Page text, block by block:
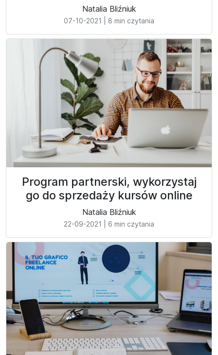
Natalia Bliźniuk
07-10-2021 8 min czytania
Program partnerski, wykorzystaj
go do sprzedaży kursów online
Natalia Bliźniuk
22-09-2021 6 min czytania